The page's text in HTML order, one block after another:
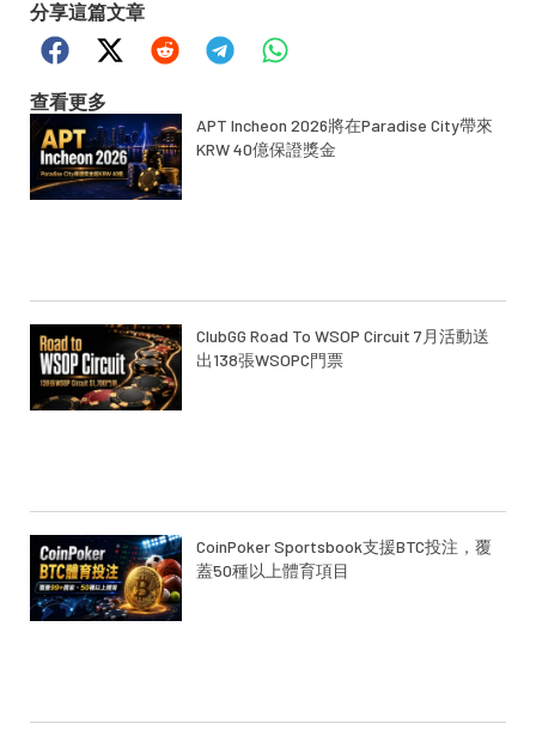
分享這篇文章
查看更多
APT Incheon 2026將在Paradise City帶來
KRW 40億保證獎金
ClubGG Road To WSOP Circuit 7月活動送
出138張WSOPC門票
CoinPoker Sportsbook支援BTC投注，覆
蓋50種以上體育項目